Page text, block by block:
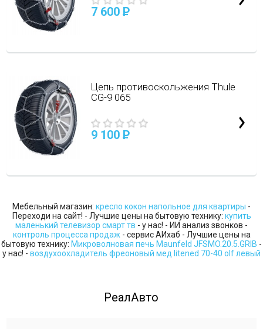
7 600 P
Цепь противоскольжения Thule
CG-9 065
9 100 P
Мебельный магазин: кресло кокон напольное для квартиры -
Переходи на сайт! - Лучшие цены на бытовую технику: купить
маленький телевизор смарт тв - у нас! - ИИ анализ звонков -
контроль процесса продаж - сервис АИхаб - Лучшие цены на
бытовую технику: Микроволновая печь Maunfeld JFSMO.20.5.GRIB -
у нас! - воздухоохладитель фреоновый мед litened 70-40 olf левый
РеалАвто